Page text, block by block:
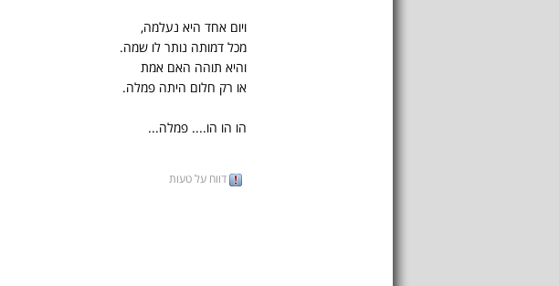
ויום אחד היא נעלמה,
מכל דמותה נותר לו שמה.
והיא תוהה האם אמת
או רק חלום היתה פמלה.
הו הו הו.... פמלה...
דווח על טעות